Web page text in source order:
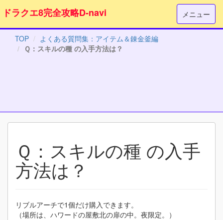
メニュー
ドラクエ8完全攻略D-navi
TOP
よくある質問集：アイテム＆錬金釜編
Ｑ：スキルの種 の入手方法は？
Ｑ：スキルの種 の入手
方法は？
リブルアーチで1個だけ購入できます。
（場所は、ハワードの屋敷北の扉の中。夜限定。）